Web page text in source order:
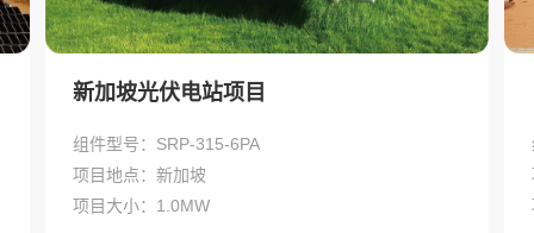
新加坡光伏电站项目
组件型号：SRP-315-6PA
项目地点：新加坡
项目大小：1.0MW